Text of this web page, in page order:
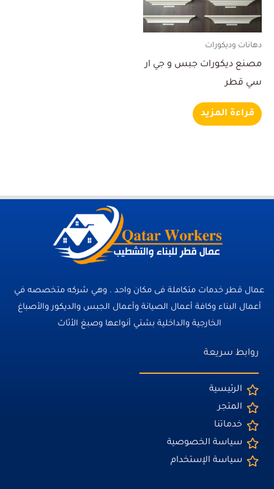
دهانات وديكورات
مصنع ديكورات جبس و جي ار
سي قطر
قراءة المزيد
عمال قطر خدمات متكاملة فى مكان واحد . وهي شركه متخصصه في
أعمال البناء وكافة أعمال الصيانة وأعمال الجبس والديكور والأصباغ
الخارجية والداخلية بشتي أنواعها وصبغ الأثاث
روابط سريعة
الرئيسية
المتجر
خدماتنا
سياسة الخصوصية
سياسة الإستخدام